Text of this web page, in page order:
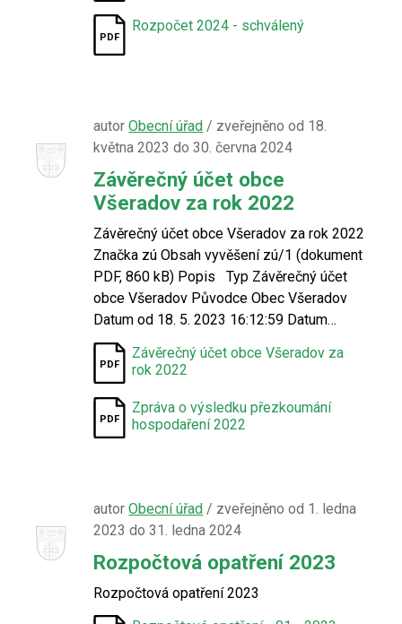
Rozpočet 2024 - schválený
autorObecní úřad / zveřejněno od 18.
května 2023 do 30. června 2024
Závěrečný účet obce
Všeradov za rok 2022
Závěrečný účet obce Všeradov za rok 2022
Značka zú Obsah vyvěšení zú/1 (dokument
PDF, 860 kB) Popis Typ Závěrečný účet
obce Všeradov Původce Obec Všeradov
Datum od 18. 5. 2023 16:12:59 Datum…
Závěrečný účet obce Všeradov za
rok 2022
Zpráva o výsledku přezkoumání
hospodaření 2022
autorObecní úřad / zveřejněno od 1. ledna
2023 do 31. ledna 2024
Rozpočtová opatření 2023
Rozpočtová opatření 2023